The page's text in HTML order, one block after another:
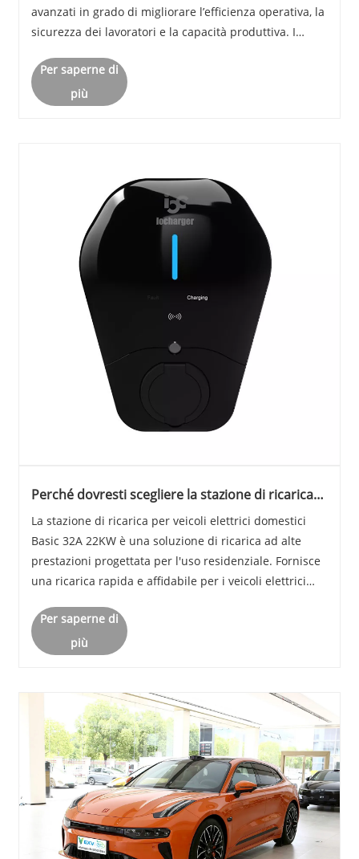
avanzati in grado di migliorare l’efficienza operativa, la
sicurezza dei lavoratori e la capacità produttiva. I
per i progetti minerari sotterranei e......
Per saperne di
più
Perché dovresti scegliere la stazione di ricarica
kW per il tuo veicolo elettrico
La stazione di ricarica per veicoli elettrici domestici
Basic 32A 22KW è una soluzione di ricarica ad alte
prestazioni progettata per l'uso residenziale. Fornisce
una ricarica rapida e affidabile per i veicoli elettrici
efficiente per mantenere alime......
Per saperne di
più